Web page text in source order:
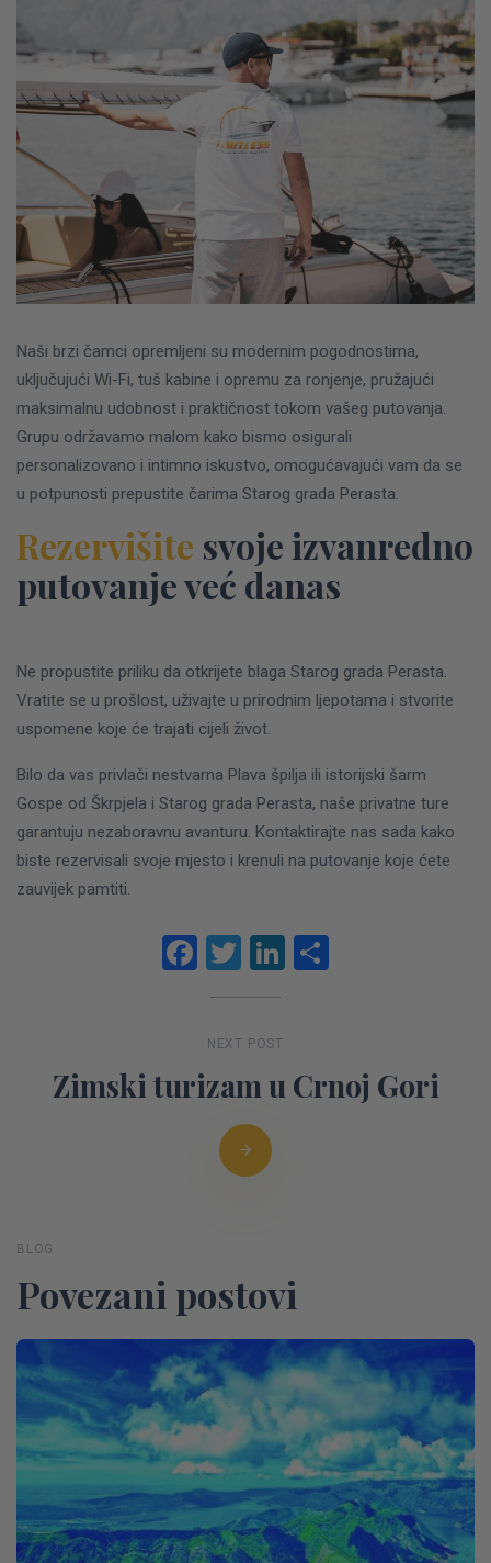
Naši brzi čamci opremljeni su modernim pogodnostima,
uključujući Wi-Fi, tuš kabine i opremu za ronjenje, pružajući
maksimalnu udobnost i praktičnost tokom vašeg putovanja.
Grupu održavamo malom kako bismo osigurali
personalizovano i intimno iskustvo, omogućavajući vam da se
u potpunosti prepustite čarima Starog grada Perasta.
Rezervišite svoje izvanredno
putovanje već danas
Ne propustite priliku da otkrijete blaga Starog grada Perasta.
Vratite se u prošlost, uživajte u prirodnim ljepotama i stvorite
uspomene koje će trajati cijeli život.
Bilo da vas privlači nestvarna Plava špilja ili istorijski šarm
Gospe od Škrpjela i Starog grada Perasta, naše privatne ture
garantuju nezaboravnu avanturu. Kontaktirajte nas sada kako
biste rezervisali svoje mjesto i krenuli na putovanje koje ćete
zauvijek pamtiti.
Facebook
TwitterLinkedIn
NEXT POST
Zimski turizam u Crnoj Gori
BLOG
Povezani postovi